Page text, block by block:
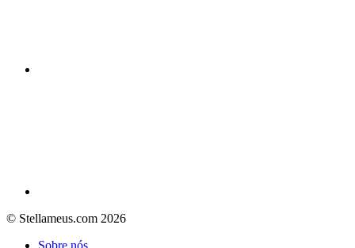
© Stellameus.com 2026